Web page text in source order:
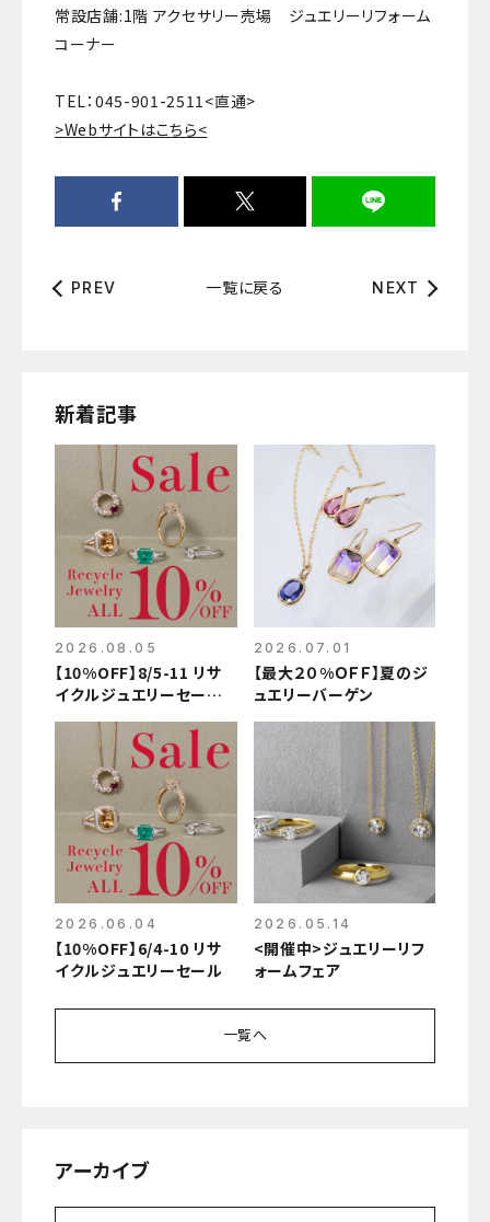
常設店舗:1階 アクセサリー売場 ジュエリーリフォーム
コーナー
TEL：045-901-2511<直通>
>Webサイトはこちら<
PREV 一覧に戻る NEXT
新着記事
2026.08.05
【10%OFF】8/5-11 リサ
イクルジュエリーセール
2026.07.01
【最大２０%ＯＦＦ】夏のジ
ュエリーバーゲン
2026.06.04
【10%OFF】6/4-10 リサ
イクルジュエリーセール
2026.05.14
<開催中>ジュエリーリフ
ォームフェア
一覧へ
アーカイブ